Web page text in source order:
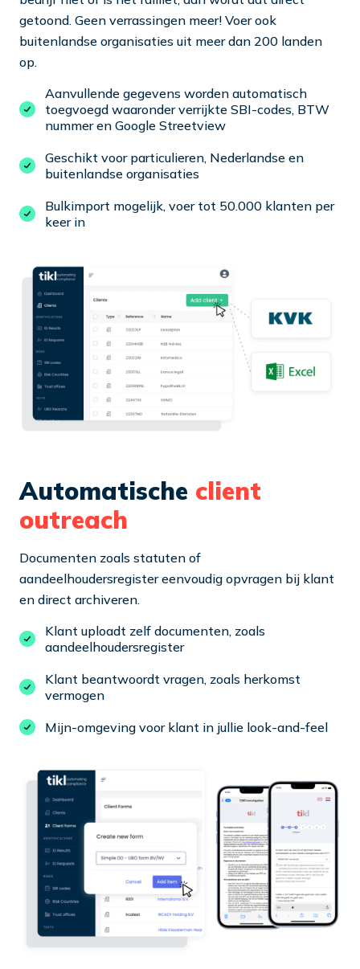
getoond. Geen verrassingen meer! Voer ook
buitenlandse organisaties uit meer dan 200 landen
op.
Aanvullende gegevens worden automatisch
toegvoegd waaronder verrijkte SBI-codes, BTW
nummer en Google Streetview
Geschikt voor particulieren, Nederlandse en
buitenlandse organisaties
Bulkimport mogelijk, voer tot 50.000 klanten per
keer in
Automatische client
outreach
Documenten zoals statuten of
aandeelhoudersregister eenvoudig opvragen bij klant
en direct archiveren.
Klant uploadt zelf documenten, zoals
aandeelhoudersregister
Klant beantwoordt vragen, zoals herkomst
vermogen
Mijn-omgeving voor klant in jullie look-and-feel